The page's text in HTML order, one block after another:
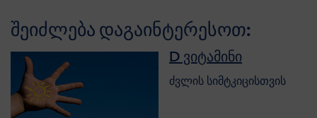
შეიძლება დაგაინტერესოთ:
D ვიტამინი
ძვლის სიმტკიცისთვის